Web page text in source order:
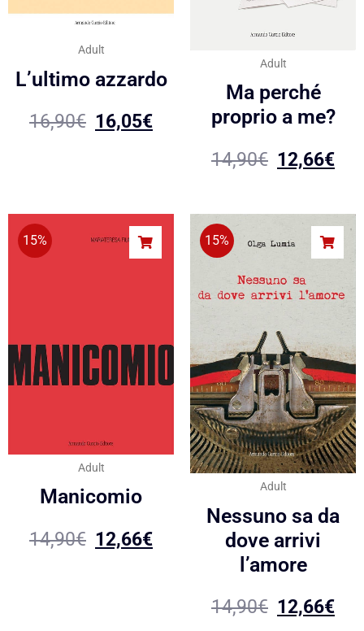
Adult
L’ultimo azzardo
16,90€ 16,05€
Adult
Ma perché
proprio a me?
14,90€ 12,66€
15%
Adult
Manicomio
14,90€ 12,66€
15%
Adult
Nessuno sa da
dove arrivi
l’amore
14,90€ 12,66€